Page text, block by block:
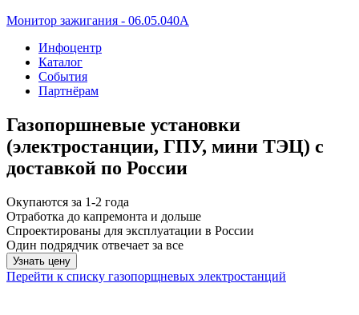
Монитор зажигания - 06.05.040A
Инфоцентр
Каталог
События
Партнёрам
Газопоршневые установки
(электростанции, ГПУ, мини ТЭЦ) с
доставкой по России
Окупаются за 1-2 года
Отработка до капремонта и дольше
Спроектированы для эксплуатации в России
Один подрядчик отвечает за все
Узнать цену
Перейти к списку газопорщневых электростанций